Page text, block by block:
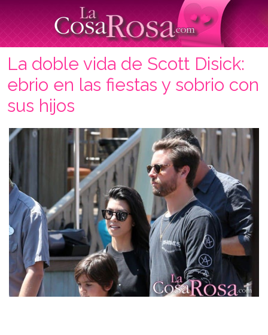
La doble vida de Scott Disick:
ebrio en las fiestas y sobrio con
sus hijos